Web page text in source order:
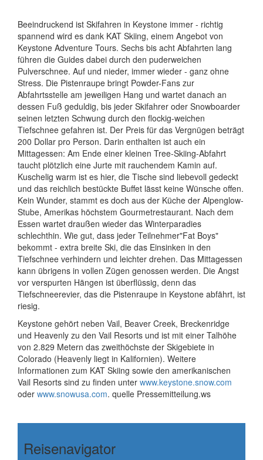
Beeindruckend ist Skifahren in Keystone immer - richtig
spannend wird es dank KAT Skiing, einem Angebot von
Keystone Adventure Tours. Sechs bis acht Abfahrten lang
führen die Guides dabei durch den puderweichen
Pulverschnee. Auf und nieder, immer wieder - ganz ohne
Stress. Die Pistenraupe bringt Powder-Fans zur
Abfahrtsstelle am jeweiligen Hang und wartet danach an
dessen Fuß geduldig, bis jeder Skifahrer oder Snowboarder
seinen letzten Schwung durch den flockig-weichen
Tiefschnee gefahren ist. Der Preis für das Vergnügen beträgt
200 Dollar pro Person. Darin enthalten ist auch ein
Mittagessen: Am Ende einer kleinen Tree-Skiing-Abfahrt
taucht plötzlich eine Jurte mit rauchendem Kamin auf.
Kuschelig warm ist es hier, die Tische sind liebevoll gedeckt
und das reichlich bestückte Buffet lässt keine Wünsche offen.
Kein Wunder, stammt es doch aus der Küche der Alpenglow-
Stube, Amerikas höchstem Gourmetrestaurant. Nach dem
Essen wartet draußen wieder das Winterparadies
schlechthin. Wie gut, dass jeder Teilnehmer"Fat Boys"
bekommt - extra breite Ski, die das Einsinken in den
Tiefschnee verhindern und leichter drehen. Das Mittagessen
kann übrigens in vollen Zügen genossen werden. Die Angst
vor verspurten Hängen ist überflüssig, denn das
Tiefschneerevier, das die Pistenraupe in Keystone abfährt, ist
riesig.
Keystone gehört neben Vail, Beaver Creek, Breckenridge
und Heavenly zu den Vail Resorts und ist mit einer Talhöhe
von 2.829 Metern das zweithöchste der Skigebiete in
Colorado (Heavenly liegt in Kalifornien). Weitere
Informationen zum KAT Skiing sowie den amerikanischen
Vail Resorts sind zu finden unter www.keystone.snow.com
oder www.snowusa.com. quelle Pressemitteilung.ws
Reisenavigator